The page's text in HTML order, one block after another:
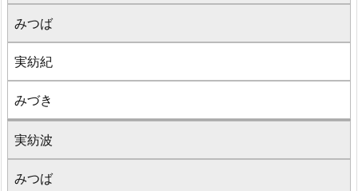
みつば
実紡紀
みづき
実紡波
みつば